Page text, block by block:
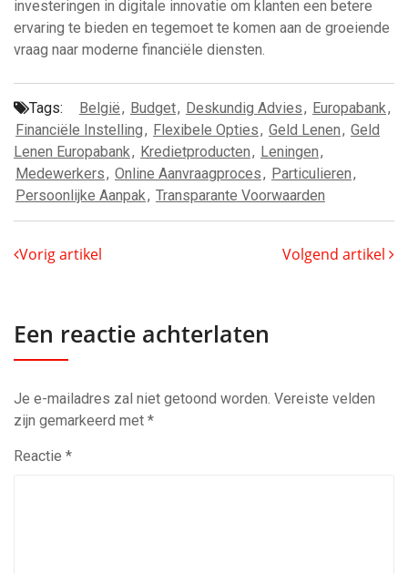
investeringen in digitale innovatie om klanten een betere
ervaring te bieden en tegemoet te komen aan de groeiende
vraag naar moderne financiële diensten.
Tags: België, Budget, Deskundig Advies, Europabank,
Financiële Instelling, Flexibele Opties, Geld Lenen, Geld
Lenen Europabank, Kredietproducten, Leningen,
Medewerkers, Online Aanvraagproces, Particulieren,
Persoonlijke Aanpak, Transparante Voorwaarden
Vorig artikel Volgend artikel
Een reactie achterlaten
Je e-mailadres zal niet getoond worden. Vereiste velden
zijn gemarkeerd met *
Reactie *